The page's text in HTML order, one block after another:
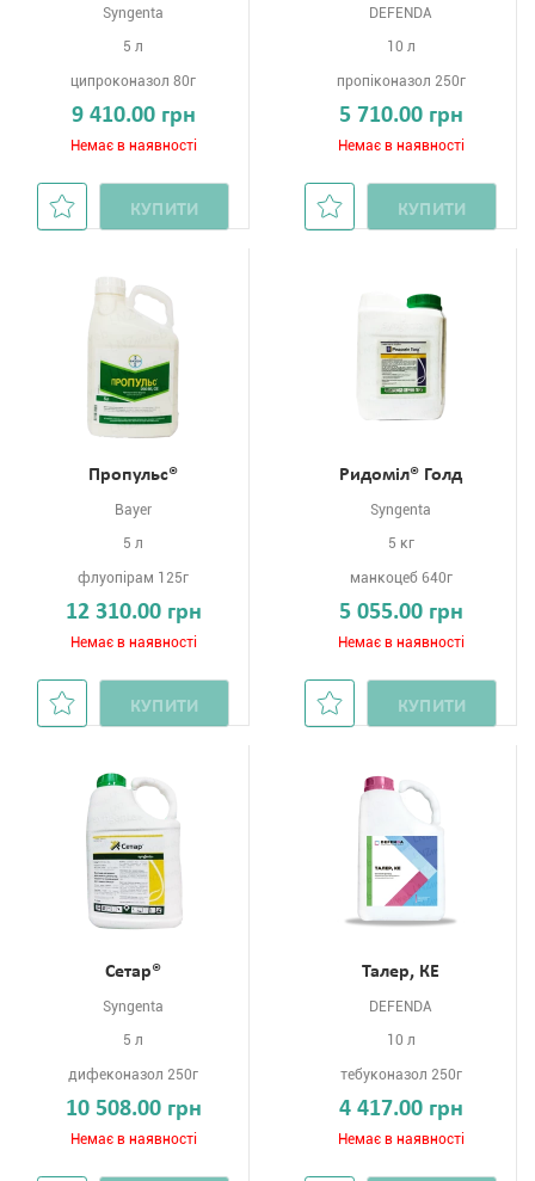
Syngenta
5 л
ципроконазол 80г
9 410.00 грн
Немає в наявності
КУПИТИ
DEFENDA
10 л
пропіконазол 250г
5 710.00 грн
Немає в наявності
КУПИТИ
Пропульс®
Bayer
5 л
флуопірам 125г
12 310.00 грн
Немає в наявності
КУПИТИ
Ридоміл® Голд
Syngenta
5 кг
манкоцеб 640г
5 055.00 грн
Немає в наявності
КУПИТИ
Сетар®
Syngenta
5 л
дифеконазол 250г
10 508.00 грн
Немає в наявності
Талер, КЕ
DEFENDA
10 л
тебуконазол 250г
4 417.00 грн
Немає в наявності